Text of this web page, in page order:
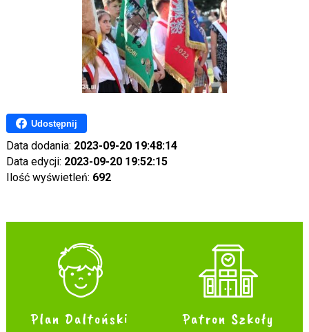
Udostępnij
Data dodania: 2023-09-20 19:48:14
Data edycji: 2023-09-20 19:52:15
Ilość wyświetleń: 692
Plan Daltoński Patron Szkoły